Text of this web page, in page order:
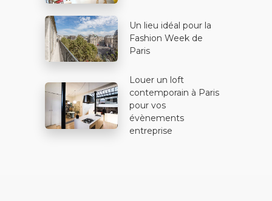
Un lieu idéal pour la
Fashion Week de
Paris
Louer un loft
contemporain à Paris
pour vos
évènements
entreprise